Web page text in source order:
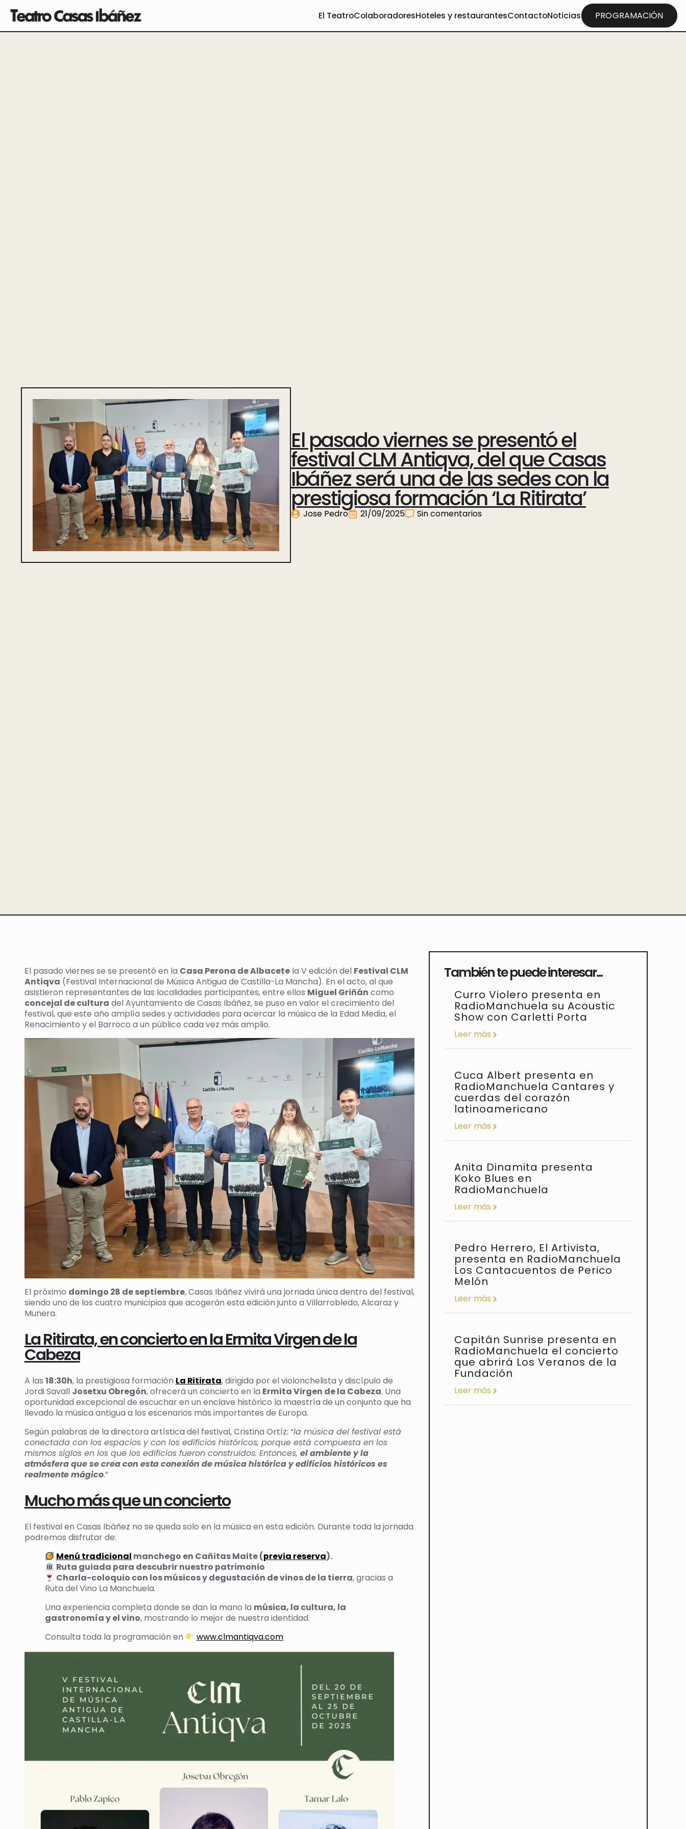
El TeatroColaboradoresHoteles y restaurantesContactoNoticias PROGRAMACIÓN
El pasado viernes se presentó el
festival CLM Antiqva, del que Casas
Ibáñez será una de las sedes con la
prestigiosa formación ‘La Ritirata’
Jose Pedro 21/09/2025 Sin comentarios
El pasado viernes se se presentó en la Casa Perona de Albacetela V edición del Festival CLM
Antiqva (Festival Internacional de Música Antigua de Castilla-La Mancha). En el acto, al que
asistieron representantes de las localidades participantes, entre ellos Miguel Griñán como
concejal de cultura del Ayuntamiento de Casas Ibáñez, se puso en valor el crecimiento del
festival, que este año amplía sedes y actividades para acercar la música de la Edad Media, el
Renacimiento y el Barroco a un público cada vez más amplio.
El próximo domingo 28 de septiembre, Casas Ibáñez vivirá una jornada única dentro del festival,
siendo uno de los cuatro municipios que acogerán esta edición junto a Villarrobledo, Alcaraz y
Munera.
La Ritirata, en concierto en la Ermita Virgen de la
Cabeza
A las 18:30h, la prestigiosa formación La Ritirata, dirigida por el violonchelista y discípulo de
Jordi Savall Josetxu Obregón, ofrecerá un concierto en la Ermita Virgen de la Cabeza. Una
oportunidad excepcional de escuchar en un enclave histórico la maestría de un conjunto que ha
llevado la música antigua a los escenarios más importantes de Europa.
Según palabras de la directora artística del festival, Cristina Ortíz: “la música del festival está
conectada con los espacios y con los edificios históricos, porque está compuesta en los
mismos siglos en los que los edificios fueron construidos. Entonces, el ambiente y la
atmósfera que se crea con esta conexión de música histórica y edificios históricos es
realmente mágico.”
Mucho más que un concierto
El festival en Casas Ibáñez no se queda solo en la música en esta edición. Durante toda la jornada
podremos disfrutar de:
Menú tradicional manchego en Cañitas Maite (previa reserva).
Ruta guiada para descubrir nuestro patrimonio
Charla-coloquio con los músicos y degustación de vinos de la tierra, gracias a
Ruta del Vino La Manchuela.
Una experiencia completa donde se dan la mano la música, la cultura, la
gastronomía y el vino, mostrando lo mejor de nuestra identidad.
Consulta toda la programación en
www.clmantiqva.com
También te puede interesar...
Curro Violero presenta en
RadioManchuela su Acoustic
Show con Carletti Porta
Leer más
Cuca Albert presenta en
RadioManchuela Cantares y
cuerdas del corazón
latinoamericano
Leer más
Anita Dinamita presenta
Koko Blues en
RadioManchuela
Leer más
Pedro Herrero, El Artivista,
presenta en RadioManchuela
Los Cantacuentos de Perico
Melón
Leer más
Capitán Sunrise presenta en
RadioManchuela el concierto
que abrirá Los Veranos de la
Fundación
Leer más